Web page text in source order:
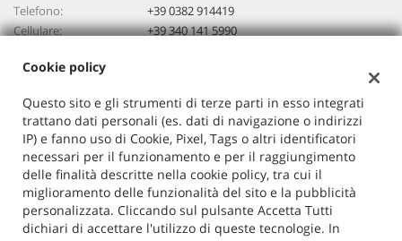
Telefono:
+39 0382 914419
Cellulare:
+39 340 141 5990
Dati fiscali:
Auto Italia
VIA G. VERDI 74/76, ZINASCO
C.F/P.IVA:02603520186
Registro delle imprese:PV
Cookie policy
Questo sito e gli strumenti di terze parti in esso integrati
trattano dati personali (es. dati di navigazione o indirizzi
IP) e fanno uso di Cookie, Pixel, Tags o altri identificatori
necessari per il funzionamento e per il raggiungimento
delle finalità descritte nella cookie policy, tra cui il
miglioramento delle funzionalità del sito e la pubblicità
personalizzata. Cliccando sul pulsante Accetta Tutti
dichiari di accettare l'utilizzo di queste tecnologie. In